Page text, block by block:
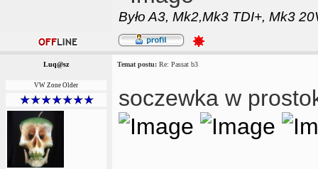
Było A3, Mk2,Mk3 TDI+, Mk3
Luq@sz Temat postu: Re: Passat b3
VW Zone Older soczewka w